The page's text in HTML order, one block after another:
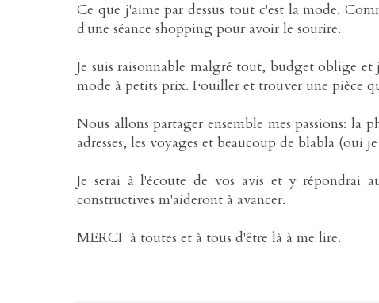
Ce que j'aime par dessus tout c'est la mode.
d'une séance shopping pour avoir le sourire.
Je suis raisonnable malgré tout, budget oblige et
mode à petits prix. Fouiller et trouver une pièce
Nous allons partager ensemble mes passions: la
adresses, les voyages et beaucoup de blabla (oui
Je serai à l'écoute de vos avis et y répondrai
constructives m'aideront à avancer.
MERCI à toutes et à tous d'être là à me lire.